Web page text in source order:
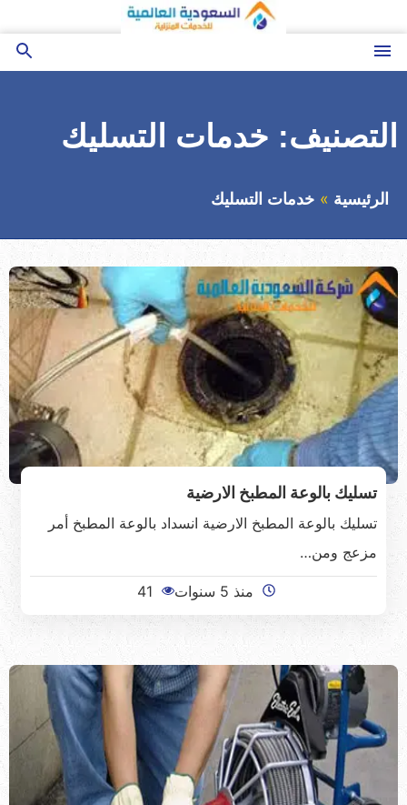
إلى
المحتوى
القائمة
بحث
التصنيف: خدمات التسليك
الرئيسية خدمات التسليك
تسليك بالوعة المطبخ الارضية
تسليك بالوعة المطبخ الارضية انسداد بالوعة المطبخ أمر
مزعج ومن…
منذ 5 سنوات 41